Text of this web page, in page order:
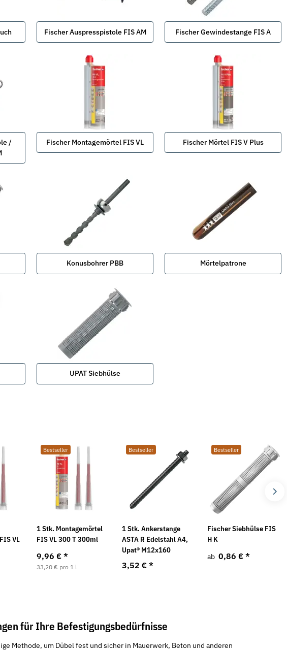
Fischer Auspresspistole FIS AM Fischer Gewindestange FIS A
/
Fischer Montagemörtel FIS VL Fischer Mörtel FIS V Plus
Konusbohrer PBB Mörtelpatrone
UPAT Siebhülse
VL
Bestseller
1 Stk. Montagemörtel
FIS VL 300 T 300ml
9,96 €*
33,20 € pro 1 l
Bestseller
1 Stk. Ankerstange
ASTA R Edelstahl A4,
Upat® M12x160
3,52 €*
Bestseller
Fischer Siebhülse FIS
H K
ab 0,86 € *
für Ihre Befestigungsbedürfnisse
Methode, um Dübel fest und sicher in Mauerwerk, Beton und anderen